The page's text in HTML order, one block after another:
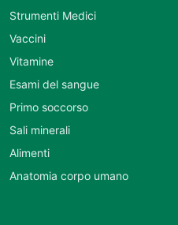
Strumenti Medici
Vaccini
Vitamine
Esami del sangue
Primo soccorso
Sali minerali
Alimenti
Anatomia corpo umano